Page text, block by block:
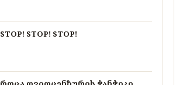
STOP! STOP! STOP!